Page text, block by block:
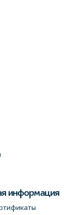
информация